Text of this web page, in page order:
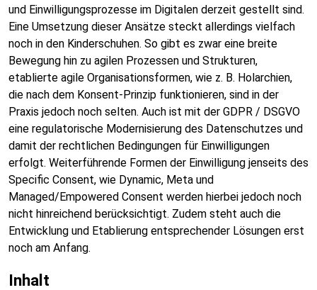
und Einwilligungsprozesse im Digitalen derzeit gestellt sind.
Eine Umsetzung dieser Ansätze steckt allerdings vielfach
noch in den Kinderschuhen. So gibt es zwar eine breite
Bewegung hin zu agilen Prozessen und Strukturen,
etablierte agile Organisationsformen, wie z. B. Holarchien,
die nach dem Konsent-Prinzip funktionieren, sind in der
Praxis jedoch noch selten. Auch ist mit der GDPR / DSGVO
eine regulatorische Modernisierung des Datenschutzes und
damit der rechtlichen Bedingungen für Einwilligungen
erfolgt. Weiterführende Formen der Einwilligung jenseits des
Specific Consent, wie Dynamic, Meta und
Managed/Empowered Consent werden hierbei jedoch noch
nicht hinreichend berücksichtigt. Zudem steht auch die
Entwicklung und Etablierung entsprechender Lösungen erst
noch am Anfang.
Inhalt